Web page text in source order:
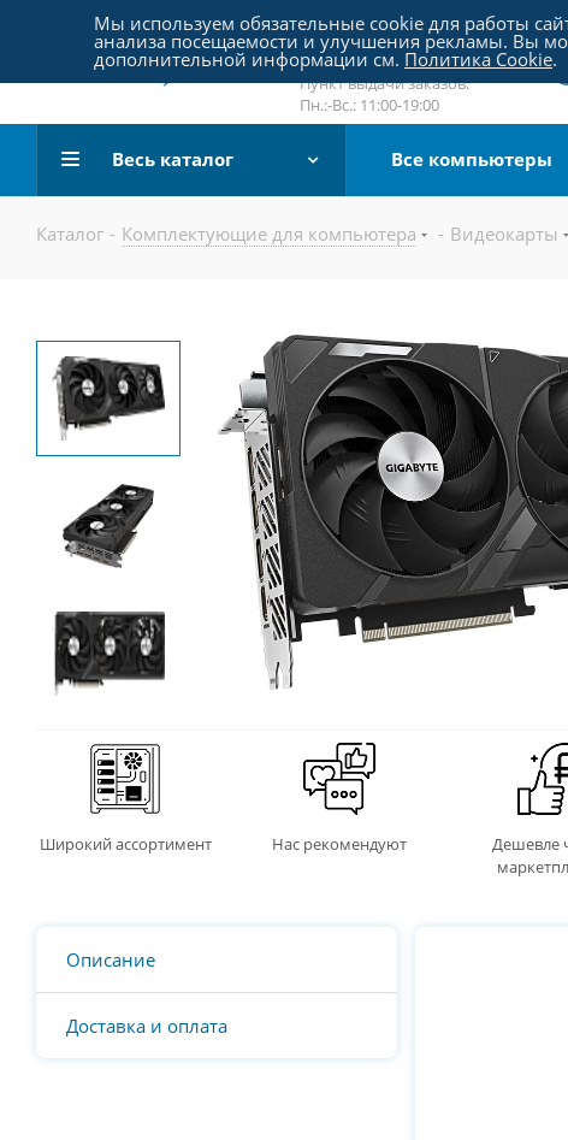
Пятницкое шоссе 18, пав. 267
email:sale@pc-arena.ru
Пн.:-Вс.: 10:00-20:00
Пункт выдачи заказов:
Пн.:-Вс.: 11:00-19:00
Весь каталог Все компьютеры
Каталог - Комплектующие для компьютера - Видеокарты
Широкий ассортимент Нас рекомендуют
Дешевле
Описание
Доставка и оплата
Мы используем обязательные cookie для работы
анализа посещаемости и улучшения рекламы. Вы
дополнительной информации см. Политика Cookie.